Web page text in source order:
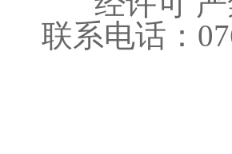
联系电话：